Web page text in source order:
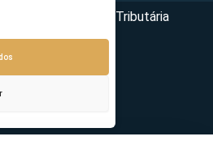
Portal da Reforma Tributária